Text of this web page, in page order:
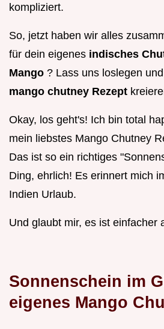
kompliziert.
So, jetzt haben wir alles
für dein eigenes indisches
Mango ? Lass uns loslegen
mango chutney Rezept
Okay, los geht's! Ich bin total
mein liebstes Mango Chutney
Das ist so ein richtiges
Ding, ehrlich! Es erinnert mich
Indien Urlaub.
Und glaubt mir, es ist einfacher
Sonnenschein im
eigenes Mango